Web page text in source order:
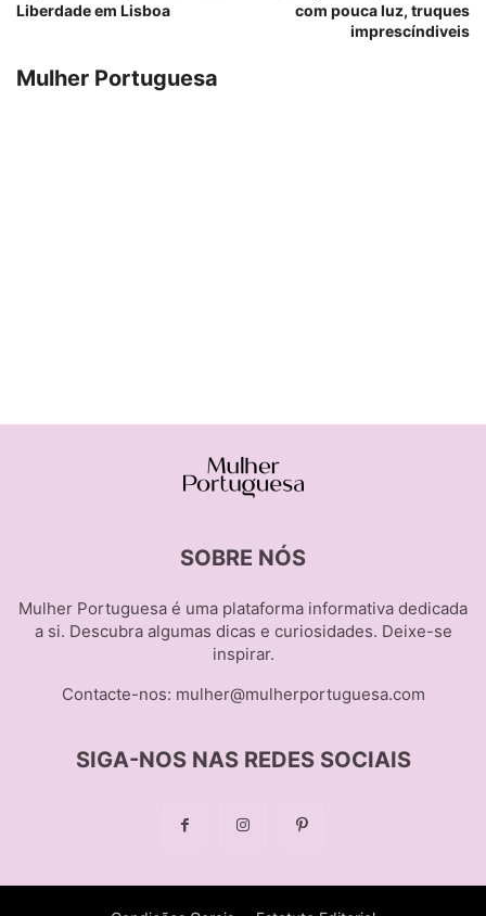
Liberdade em Lisboa
com pouca luz, truques
imprescíndiveis
Mulher Portuguesa
SOBRE NÓS
Mulher Portuguesa é uma plataforma informativa dedicada
a si. Descubra algumas dicas e curiosidades. Deixe-se
inspirar.
Contacte-nos: mulher@mulherportuguesa.com
SIGA-NOS NAS REDES SOCIAIS